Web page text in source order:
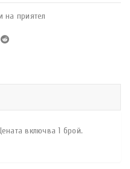
на приятел
включва 1 брой.